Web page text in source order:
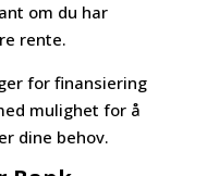
om du har
rente.
for finansiering
mulighet for å
dine behov.